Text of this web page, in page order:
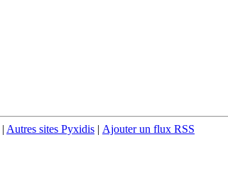
| Autres sites Pyxidis | Ajouter un flux RSS